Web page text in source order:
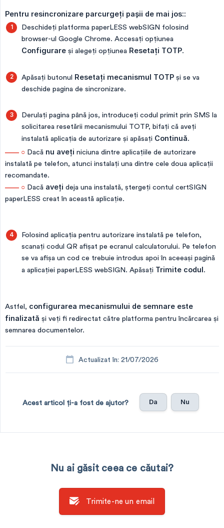
Pentru resincronizare parcurgeți pașii de mai jos::
Deschideți platforma paperLESS webSIGN folosind
browser-ul Google Chrome. Accesați opțiunea
Configurare și alegeți opțiunea Resetați TOTP.
Apăsați butonul Resetați mecanismul TOTP și se va
deschide pagina de sincronizare.
Derulați pagina până jos, introduceți codul primit prin SMS la
solicitarea resetării mecanismului TOTP, bifați că aveți
instalată aplicația de autorizare și apăsați Continuă.
—— ○ Dacă nu aveți niciuna dintre aplicațiile de autorizare
instalată pe telefon, atunci instalați una dintre cele doua aplicații
recomandate.
—— ○ Dacă aveți deja una instalată, ștergeți contul certSIGN
paperLESS creat în această aplicație.
Folosind aplicația pentru autorizare instalată pe telefon,
scanați codul QR afișat pe ecranul calculatorului. Pe telefon
se va afișa un cod ce trebuie introdus apoi în aceeași pagină
a aplicației paperLESS webSIGN. Apăsați Trimite codul.
Astfel, configurarea mecanismului de semnare este
finalizată și veți fi redirectat către platforma pentru încărcarea și
semnarea documentelor.
Actualizat în: 21/07/2026
Acest articol ți-a fost de ajutor? Da Nu
Nu ai găsit ceea ce căutai?
Trimite-ne un email